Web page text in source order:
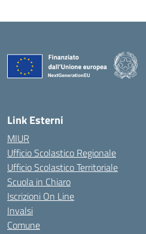
Link Esterni
MIUR
Ufficio Scolastico Regionale
Ufficio Scolastico Territoriale
Scuola in Chiaro
Iscrizioni On Line
Invalsi
Comune